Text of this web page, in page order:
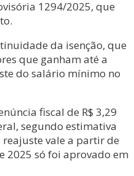
1294/2025, que
da isenção, que
que ganham até a
do salário mínimo no
fiscal de R$ 3,29
segundo estimativa
vale a partir de
2025 só foi aprovado em